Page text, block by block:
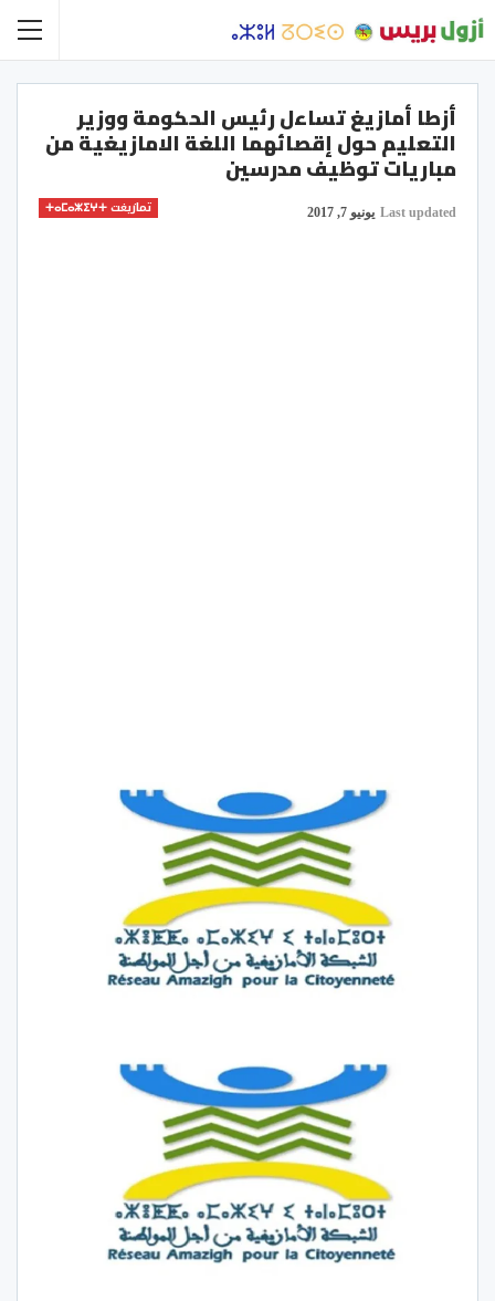
أزطا أمازيغ تساءل رئيس الحكومة ووزير
التعليم حول إقصائهما اللغة الامازيغية من
مباريات توظيف مدرسين
تمازيغت ⵜⴰⵎⴰⵣⵉⵖⵜ Last updated يونيو 7, 2017